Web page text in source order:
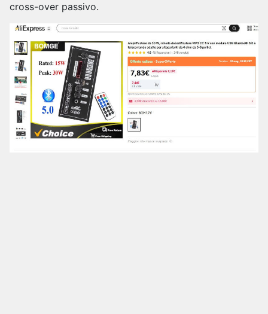
cross-over passivo.